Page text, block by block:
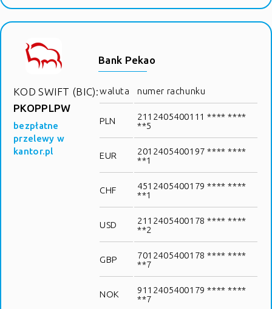
KOD SWIFT (BIC):
PKOPPLPW
bezpłatne
przelewy w
kantor.pl
Bank Pekao
waluta numer rachunku
PLN
2112405400111 **** ****
**5
EUR
2012405400197 **** ****
**1
CHF
4512405400179 **** ****
**1
USD
2112405400178 **** ****
**2
GBP
7012405400178 **** ****
**7
NOK
9112405400179 **** ****
**7